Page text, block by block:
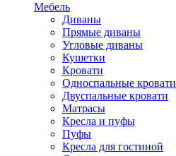
Мебель
Диваны
Прямые диваны
Угловые диваны
Кушетки
Кровати
Односпальные кровати
Двуспальные кровати
Матрасы
Кресла и пуфы
Пуфы
Кресла для гостиной